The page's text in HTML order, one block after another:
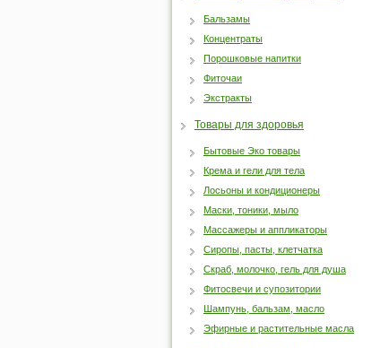
Бальзамы
Концентраты
Порошковые напитки
Фиточаи
Экстракты
Товары для здоровья
Бытовые Эко товары
Крема и гели для тела
Лосьоны и кондиционеры
Маски, тоники, мыло
Массажеры и аппликаторы
Сиропы, пасты, клетчатка
Скраб, молочко, гель для душа
Фитосвечи и супозитории
Шампунь, бальзам, масло
Эфирные и растительные масла